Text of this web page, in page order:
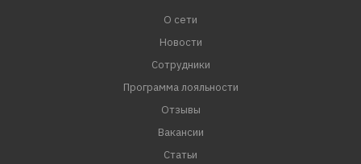
О сети
Новости
Сотрудники
Программа лояльности
Отзывы
Вакансии
Статьи